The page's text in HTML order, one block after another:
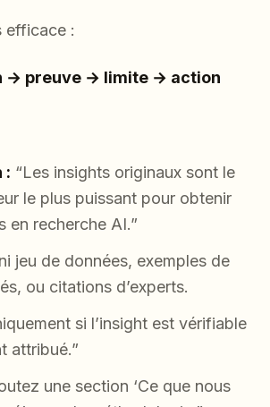
efficace :
→ preuve → limite → action
: “Les insights originaux sont le
le plus puissant pour obtenir
en recherche AI.”
jeu de données, exemples de
ou citations d’experts.
si l’insight est vérifiable
attribué.”
une section ‘Ce que nous